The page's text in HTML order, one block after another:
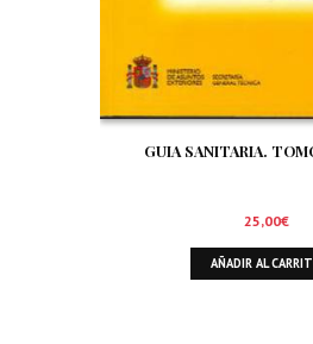
GUIA SANITARIA.
25,00€
AÑADIR AL